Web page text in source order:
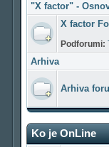
"X factor" -
X factor
Podforumi:
Arhiva
Arhiva
Ko je OnLine